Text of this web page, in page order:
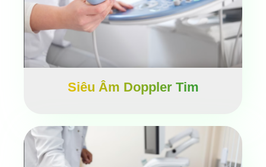
Siêu Âm Doppler Tim